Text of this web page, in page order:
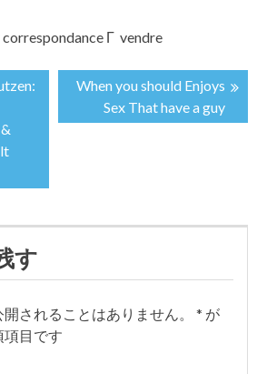
Г vendre
When you should Enjoys
Sex That have a guy
す
されることはありません。 * が
目です